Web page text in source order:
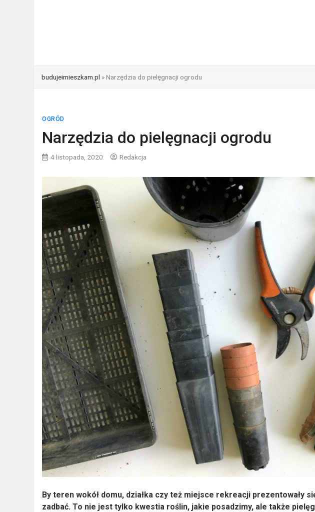
budujeimieszkam.pl » Narzędzia do pielęgnacji ogrodu
OGRÓD
Narzędzia do pielęgnacji ogrodu
4 listopada, 2020 Redakcja
By teren wokół domu, działka czy też miejsce rekreacji prezentowały
zadbać. To nie jest tylko kwestia roślin, jakie posadzimy, ale także